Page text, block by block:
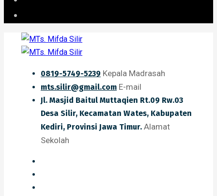
0819-5749-5239 Kepala Madrasah
mts.silir@gmail.com E-mail
Jl. Masjid Baitul Muttaqien Rt.09 Rw.03
Desa Silir, Kecamatan Wates, Kabupaten
Kediri, Provinsi Jawa Timur. Alamat
Sekolah